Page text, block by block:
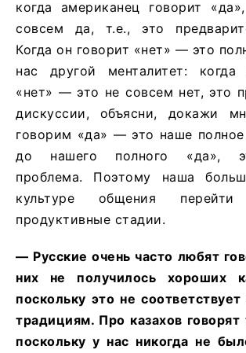
когда американец говорит
совсем да, т.е., это
Когда он говорит «нет» — это
нас другой менталитет:
«нет» — это не совсем нет, это
дискуссии, объясни, докажи
говорим «да» — это наше
до нашего полного «да»,
проблема. Поэтому наша
культуре общения
продуктивные стадии.
— Русские очень часто любят
них не получилось хороших
поскольку это не
традициям. Про казахов
поскольку у нас никогда не